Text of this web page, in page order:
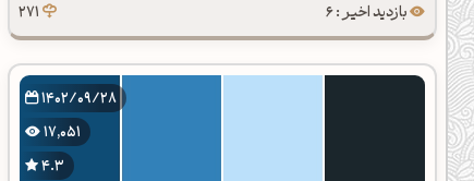
بازدید اخیر : 6 271
1402/09/28
17,051
4.3